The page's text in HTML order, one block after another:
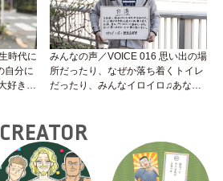
時代に
自分に
好きな
みんなの声／VOICE 016 思い出の場
所だったり、なぜか落ち着くトイレ
だったり、みんなイロイロ♫あなた
CREATOR